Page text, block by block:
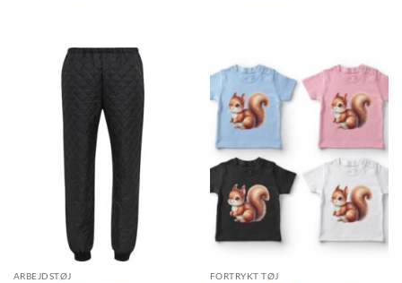
ARBEJDSTØJ FORTRYKT TØJ